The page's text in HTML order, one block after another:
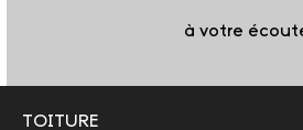
à votre
TOITURE